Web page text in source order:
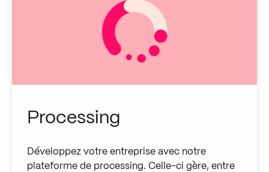
Processing
Développez votre entreprise avec notre
plateforme de processing. Celle-ci gère, entre